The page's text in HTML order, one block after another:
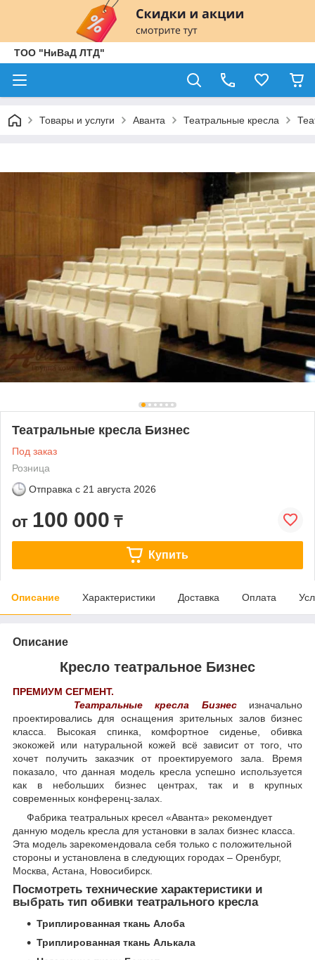
ТОО "НиВаД ЛТД"
Товары и услуги Аванта Театральные кресла
Театральные кресла Бизнес
Под заказ
Розница
Отправка с 21 августа 2026
от 100 000 ₸
Купить
Описание Характеристики Доставка Оплата
Описание
Кресло театральное Бизнес
ПРЕМИУМ СЕГМЕНТ.
Театральные кресла Бизнесизначально
проектировались для оснащения зрительных залов бизнес
класса. Высокая спинка, комфортное сиденье, обивка
экокожей или натуральной кожей всё зависит от того, что
хочет получить заказчик от проектируемого зала. Время
показало, что данная модель кресла успешно используется
как в небольших бизнес центрах, так и в крупных
современных конференц-залах.
Фабрика театральных кресел «Аванта» рекомендует
данную модель кресла для установки в залах бизнес класса.
Эта модель зарекомендовала себя только с положительной
стороны и установлена в следующих городах – Оренбург,
Москва, Астана, Новосибирск.
Посмотреть технические характеристики и
выбрать тип обивки театрального кресла
Триплированная ткань Алоба
Триплированная ткань Алькала